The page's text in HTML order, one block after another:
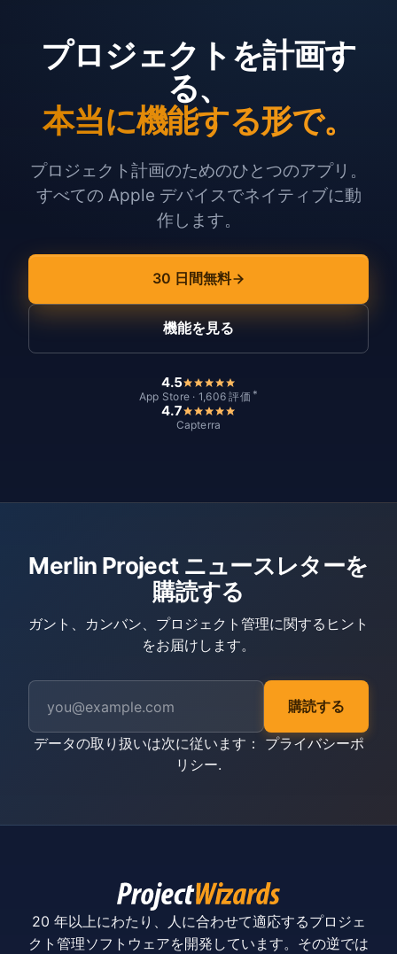
プロジェクトを計画す
る、
本当に機能する形で。
プロジェクト計画のためのひとつのアプリ。
すべての Apple デバイスでネイティブに動
作します。
30 日間無料
機能を見る
4.5
App Store · 1,606 評価 *
4.7
Capterra
Merlin Project ニュースレターを
購読する
ガント、カンバン、プロジェクト管理に関するヒント
をお届けします。
購読する
データの取り扱いは次に従います： プライバシーポ
リシー.
20 年以上にわたり、人に合わせて適応するプロジェ
クト管理ソフトウェアを開発しています。その逆では